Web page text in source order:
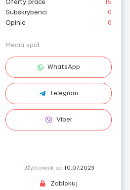
Oferty prace
15
Subskrybenci
0
Opinie
0
Media społ.
WhatsApp
Telegram
Viber
Użytkownik od 10.07.2023
Zablokuj